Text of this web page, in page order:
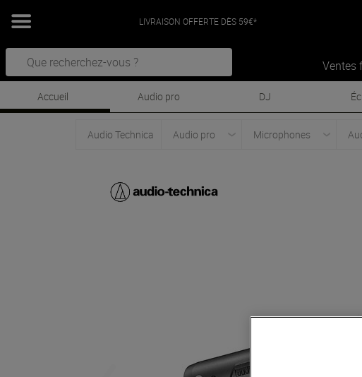
LIVRAISON OFFERTE DÈS 59€*
Ventes
Accueil Audio pro DJ
Audio Technica Audio pro Microphones